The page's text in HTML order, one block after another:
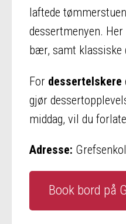
laftede
dessertmenyen.
bær, samt klassiske
For dessertelskere
gjør
middag, vil du
Adresse:
Book bord på